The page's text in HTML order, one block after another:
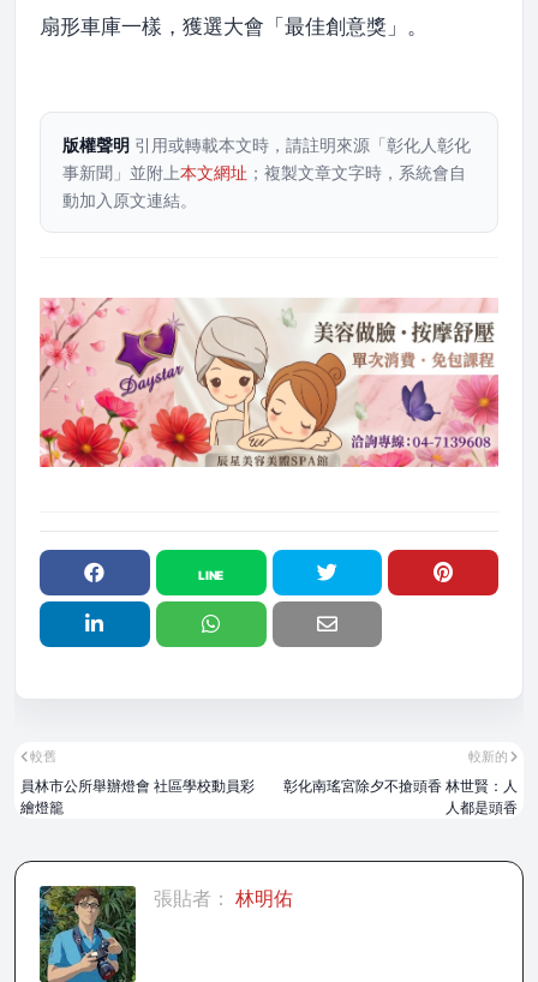
扇形車庫一樣，獲選大會「最佳創意獎」。
版權聲明 引用或轉載本文時，請註明來源「彰化人彰化
事新聞」並附上本文網址 ；複製文章文字時，系統會自
動加入原文連結。
較新的
彰化南瑤宮除夕不搶頭香 林世賢：人
人都是頭香
較舊
員林市公所舉辦燈會 社區學校動員彩
繪燈籠
張貼者： 林明佑